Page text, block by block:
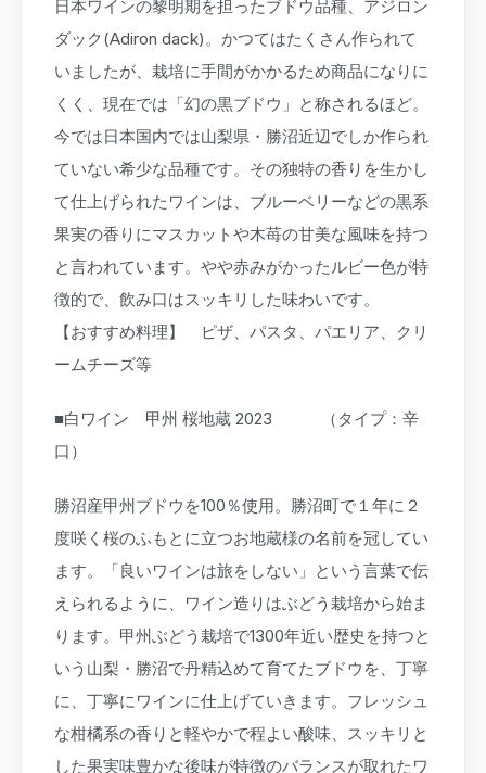
日本ワインの黎明期を担ったブドウ品種、アジロン
ダック(Adiron dack)。かつてはたくさん作られて
いましたが、栽培に手間がかかるため商品になりに
くく、現在では「幻の黒ブドウ」と称されるほど。
今では日本国内では山梨県・勝沼近辺でしか作られ
ていない希少な品種です。その独特の香りを生かし
て仕上げられたワインは、ブルーベリーなどの黒系
果実の香りにマスカットや木苺の甘美な風味を持つ
と言われています。やや赤みがかったルビー色が特
徴的で、飲み口はスッキリした味わいです。
【おすすめ料理】 ピザ、パスタ、パエリア、クリ
ームチーズ等
■白ワイン 甲州 桜地蔵 2023 （タイプ：辛
口）
勝沼産甲州ブドウを100％使用。勝沼町で１年に２
度咲く桜のふもとに立つお地蔵様の名前を冠してい
ます。「良いワインは旅をしない」という言葉で伝
えられるように、ワイン造りはぶどう栽培から始ま
ります。甲州ぶどう栽培で1300年近い歴史を持つと
いう山梨・勝沼で丹精込めて育てたブドウを、丁寧
に、丁寧にワインに仕上げていきます。フレッシュ
な柑橘系の香りと軽やかで程よい酸味、スッキリと
した果実味豊かな後味が特徴のバランスが取れたワ